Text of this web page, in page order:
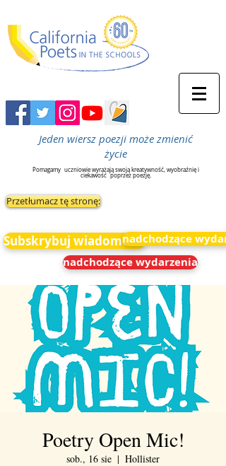
Jeden wiersz poezji może zmienić
życie
Pomagamy uczniowie wyrażają swoją kreatywność, wyobraźnię i
ciekawość poprzez poezję.
Przetłumacz tę stronę:
Subskrybuj wiadomościnadchodzące
nadchodzące wydarzenia
Poetry Open Mic!
sob., 16 sie
  |
Hollister